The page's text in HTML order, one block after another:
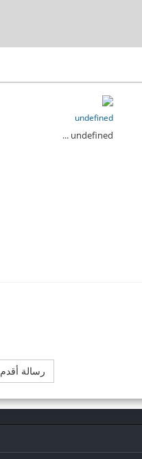
undefined
undefined ...
رسالة أقدم